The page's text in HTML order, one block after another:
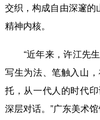
交织，构成自由深邃的
精神内核。
“近年来，许江先生
写生为法、笔触入山
托，从一代人的时代
深层对话。”广东美术馆